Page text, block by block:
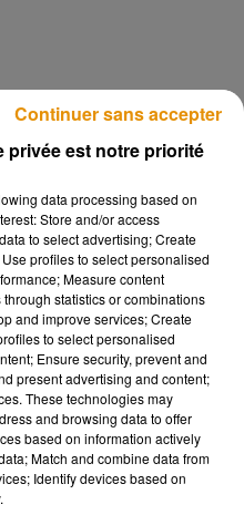
qui pose le plus problème :
de sponsors
les sportives en
Félix a dénoncé,
York Times, sa rupture
pendant les périodes de
de pouvoir compter sur
qui elle est engagée en CDI.
tout le monde. Pourtant,
et dans sa reprise
le monde, comme nous
privée est notre priorité
data processing based on
Store and/or access
to select advertising; Create
profiles to select personalised
Measure content
statistics or combinations
and improve services; Create
to select personalised
Ensure security, prevent and
present advertising and content;
These technologies may
and browsing data to offer
based on information actively
Match and combine data from
Identify devices based on
Continuer sans accepter